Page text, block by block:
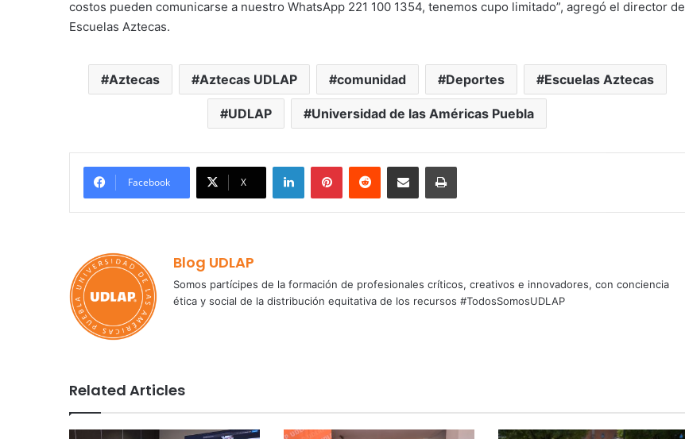
costos pueden comunicarse a nuestro WhatsApp 221 100 1354, tenemos cupo limitado”, agregó el director de
Escuelas Aztecas.
Aztecas Aztecas UDLAP comunidad Deportes Escuelas Aztecas
UDLAP Universidad de las Américas Puebla
Facebook X
LinkedInPinterestReddit Share via Email Print
Blog UDLAP
Somos partícipes de la formación de profesionales críticos, creativos e innovadores, con conciencia
ética y social de la distribución equitativa de los recursos #TodosSomosUDLAP
Related Articles